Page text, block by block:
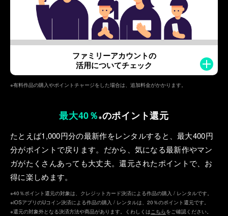
ファミリーアカウントの
活用についてチェック
※有料作品の購入やポイントチャージをした場合は、追加料金がかかります。
最大40％ ※のポイント還元
たとえば1,000円分の最新作をレンタルすると、最⼤400円
分がポイントで戻ります。だから、気になる最新作やマン
ガがたくさんあっても⼤丈夫。還元されたポイントで、お
得に楽しめます。
※40％ポイント還元の対象は、クレジットカード決済による作品の購入 / レンタルです。
※iOSアプリのUコイン決済による作品の購入 / レンタルは、20％のポイント還元です。
※還元の対象外となる決済方法や商品があります。くわしくはこちらをご確認ください。